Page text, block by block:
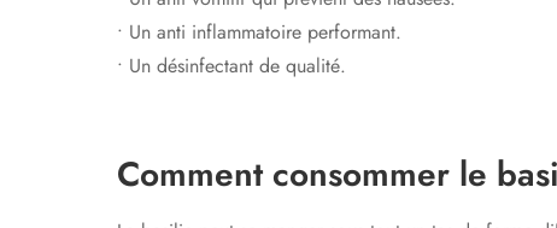
• Un anti inflammatoire performant.
• Un désinfectant de qualité.
Comment consommer le